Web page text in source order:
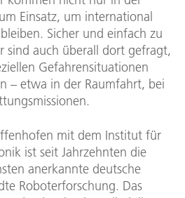
Einsatz, um international
Sicher und einfach zu
sind auch überall dort gefragt,
Gefahrensituationen
– etwa in der Raumfahrt, bei
mit dem Institut für
ist seit Jahrzehnten die
anerkannte deutsche
Roboterforschung. Das